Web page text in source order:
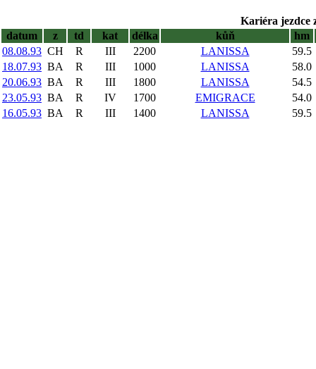
Kariéra jezdce
datum
z td kat délka kůň
hm
08.08.93 CH R III 2200 LANISSA
59.5
18.07.93 BA R III 1000 LANISSA
58.0
20.06.93 BA R III 1800 LANISSA
54.5
23.05.93 BA R IV 1700 EMIGRACE
54.0
16.05.93 BA R III 1400 LANISSA 59.5